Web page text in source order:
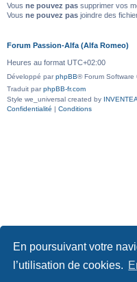
En poursuivant votre
l’utilisation de cookies.
Vous ne pouvez pas supprimer vos
Vous ne pouvez pas joindre des
Forum Passion-Alfa (Alfa Romeo)
Heures au format UTC+02:00
Développé parphpBB® Forum Software
Traduit parphpBB-fr.com
Style we_universal created by INVENTEA
Confidentialité | Conditions